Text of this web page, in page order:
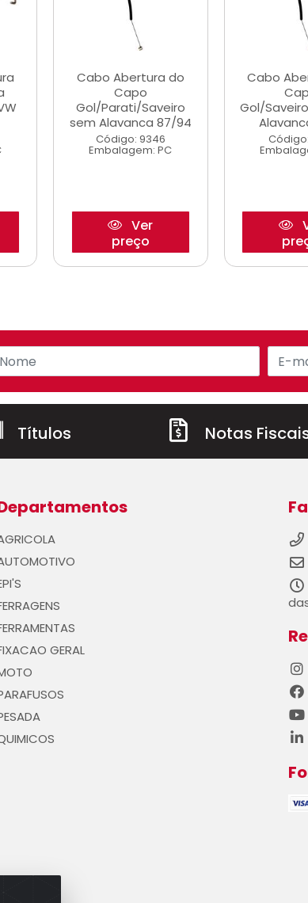
Cabo Abertura do
Capo
Gol/Parati/Saveiro
sem Alavanca 87/94
Código: 9346
Embalagem: PC
Ver
preço
Cabo
Gol/
Títulos Notas
GERAL